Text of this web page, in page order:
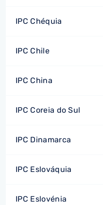
IPC Chéquia
IPC Chile
IPC China
IPC Coreia do Sul
IPC Dinamarca
IPC Eslováquia
IPC Eslovénia